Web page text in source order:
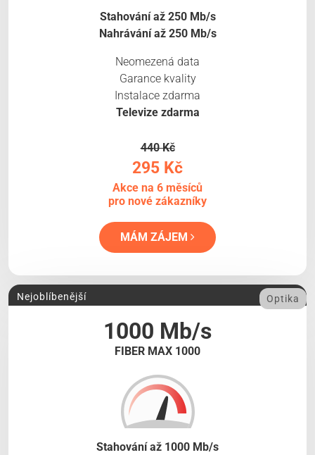
Stahování až 250 Mb/s
Nahrávání až 250 Mb/s
Neomezená data
Garance kvality
Instalace zdarma
Televize zdarma
440 Kč
295 Kč
Akce na 6 měsíců
pro nové zákazníky
MÁM ZÁJEM
1000 Mb/s
FIBER MAX 1000
Nejoblíbenější Optika
Stahování až 1000 Mb/s